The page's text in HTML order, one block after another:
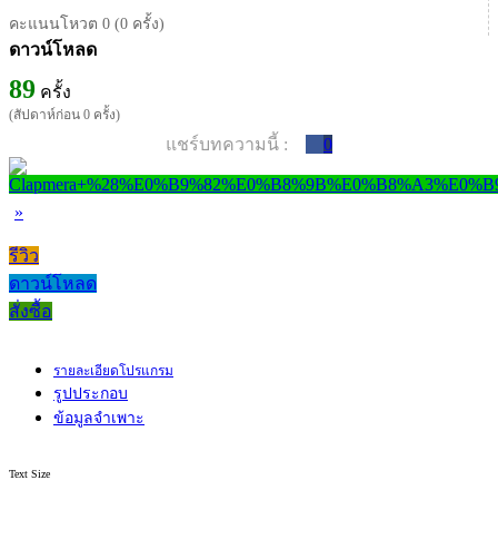
คะแนนโหวต 0 (0 ครั้ง)
ดาวน์โหลด
89 ครั้ง
(สัปดาห์ก่อน 0 ครั้ง)
แชร์บทความนี้ : 0
»
รีวิว
ดาวน์โหลด
สั่งซื้อ
รายละเอียดโปรแกรม
รูปประกอบ
ข้อมูลจำเพาะ
Text Size